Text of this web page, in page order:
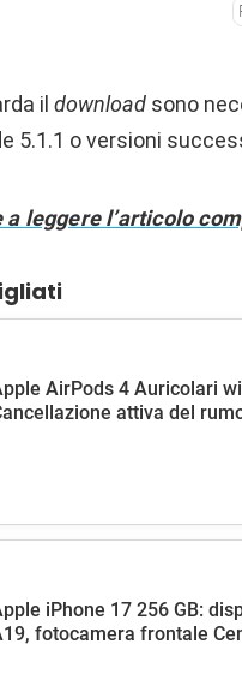
il download sono
5.1.1 o versioni
a leggere l’articolo
AirPods 4 Auricolari
attiva del
iPhone 17 256 GB:
fotocamera frontale